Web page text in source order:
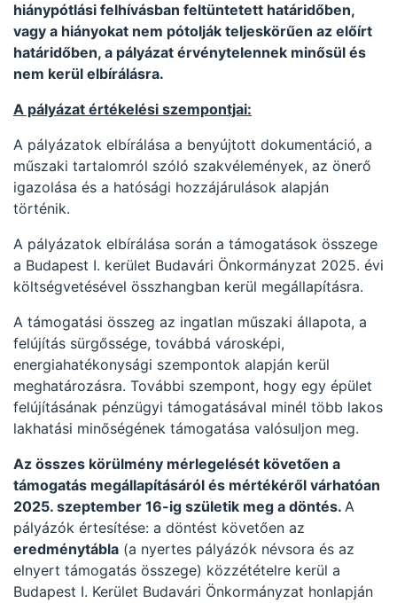
hiánypótlási felhívásban feltüntetett határidőben,
vagy a hiányokat nem pótolják teljeskörűen az előírt
határidőben, a pályázat érvénytelennek minősül és
nem kerül elbírálásra.
A pályázat értékelési szempontjai:
A pályázatok elbírálása a benyújtott dokumentáció, a
műszaki tartalomról szóló szakvélemények, az önerő
igazolása és a hatósági hozzájárulások alapján
történik.
A pályázatok elbírálása során a támogatások összege
a Budapest I. kerület Budavári Önkormányzat 2025. évi
költségvetésével összhangban kerül megállapításra.
A támogatási összeg az ingatlan műszaki állapota, a
felújítás sürgőssége, továbbá városképi,
energiahatékonysági szempontok alapján kerül
meghatározásra. További szempont, hogy egy épület
felújításának pénzügyi támogatásával minél több lakos
lakhatási minőségének támogatása valósuljon meg.
Az összes körülmény mérlegelését követően a
támogatás megállapításáról és mértékéről várhatóan
2025. szeptember 16-ig születik meg a döntés. A
pályázók értesítése: a döntést követően az
eredménytábla (a nyertes pályázók névsora és az
elnyert támogatás összege) közzétételre kerül a
Budapest I. Kerület Budavári Önkormányzat honlapján